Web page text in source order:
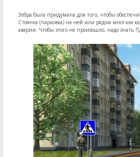
Зебра была придумана для того, чтобы
Стоянка (парковка) на ней или рядом многим
аварии. Чтобы этого не произошло, надо